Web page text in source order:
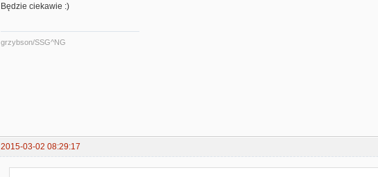
Będzie ciekawie :)
grzybson/SSG^NG
2015-03-02 08:29:17